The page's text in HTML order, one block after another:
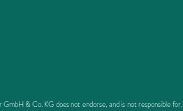
& Co. KG does not endorse, and is not responsible